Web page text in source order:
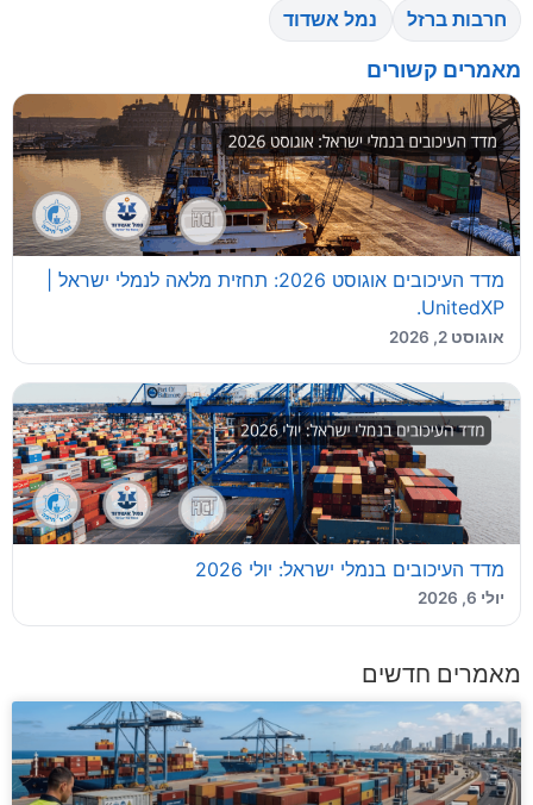
חרבות ברזל נמל אשדוד
מאמרים קשורים
מדד העיכובים אוגוסט 2026: תחזית מלאה לנמלי ישראל |
UnitedXP.
אוגוסט 2, 2026
מדד העיכובים בנמלי ישראל: יולי 2026
יולי 6, 2026
מאמרים חדשים